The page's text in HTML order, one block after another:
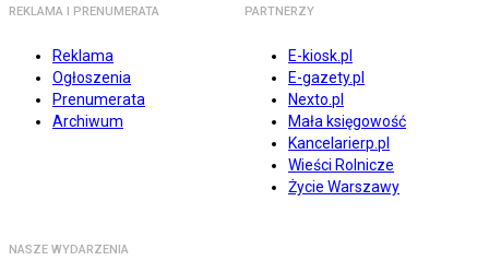
REKLAMA I PRENUMERATA
Reklama
Ogłoszenia
Prenumerata
Archiwum
PARTNERZY
E-kiosk.pl
E-gazety.pl
Nexto.pl
Mała księgowość
Kancelarierp.pl
Wieści Rolnicze
Życie Warszawy
NASZE WYDARZENIA